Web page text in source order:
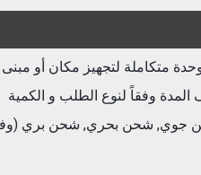
متكاملة لتجهيز مكان أو
وفقاً لنوع الطلب و الكمية
جوي, شحن بحري, شحن بري